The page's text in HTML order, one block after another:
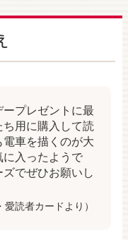
プレゼントに最
用に購入して読
車を描くのが大
入ったようで
でぜひお願いし
愛読者カードより）